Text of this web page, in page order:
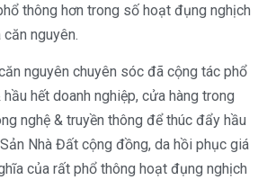
thông hơn trong số hoạt đụng nghịch
nguyên.
nguyên chuyên sóc đã cộng tác phổ
hết doanh nghiệp, cửa hàng trong
nghệ & truyền thông để thúc đẩy hầu
Nhà Đất cộng đồng, da hồi phục giá
của rất phổ thông hoạt đụng nghịch